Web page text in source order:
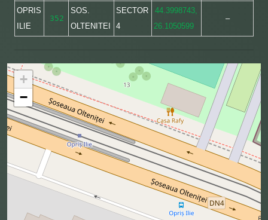
OPRIS
ILIE
352
SOS.
OLTENITEI
SECTOR
4
44.3998743,
26.1050599
–
+
−